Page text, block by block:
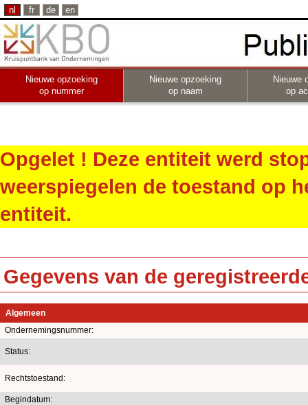
nl fr de en
Nieuwe opzoeking
op nummer
Nieuwe opzoeking
op naam
Nieuwe
op
Opgelet ! Deze entiteit werd
weerspiegelen de toestand op
entiteit.
Gegevens van de
Algemeen
Ondernemingsnummer:
Status:
Rechtstoestand:
Begindatum: